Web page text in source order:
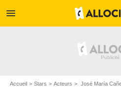
menu
Accueil Stars Acteurs José María